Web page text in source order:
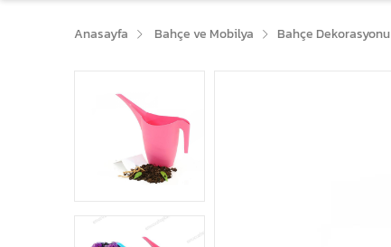
Anasayfa Bahçe ve Mobilya Bahçe Dekorasyonu